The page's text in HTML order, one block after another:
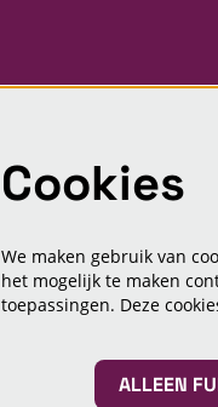
Cookies
We maken gebruik van
het mogelijk te maken
toepassingen. Deze
ALLEEN